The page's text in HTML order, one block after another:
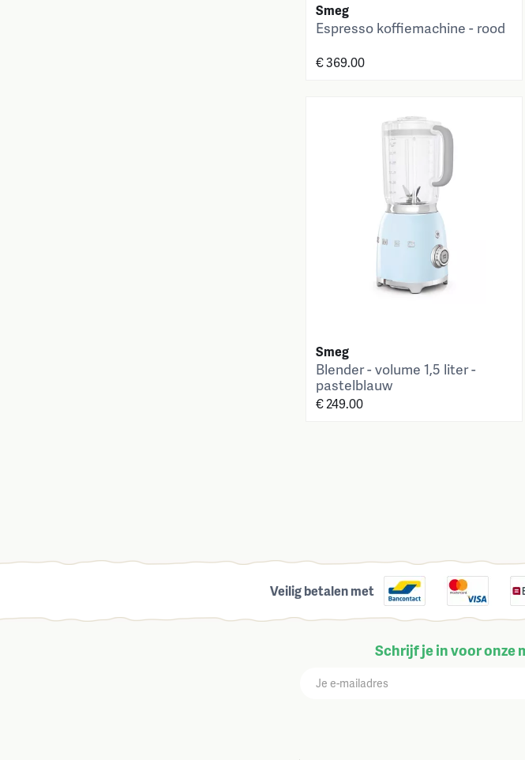
Smeg
Espresso koffiemachine - rood
€ 369.00
Smeg
Blender - volume 1,5 liter -
pastelblauw
€ 249.00
Veilig betalen met
Schrijf je in voor onze